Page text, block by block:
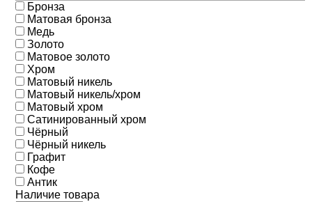
Бронза
Матовая бронза
Медь
Золото
Матовое золото
Хром
Матовый никель
Матовый никель/хром
Матовый хром
Сатинированный хром
Чёрный
Чёрный никель
Графит
Кофе
Антик
Наличие товара